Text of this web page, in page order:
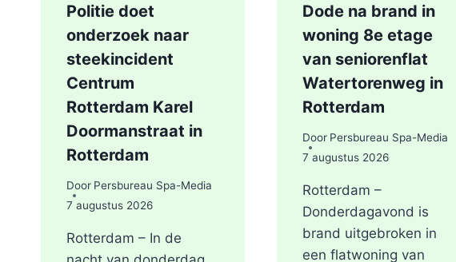
Politie doet
onderzoek naar
steekincident
Centrum
Rotterdam Karel
Doormanstraat in
Rotterdam
Door Persbureau Spa-Media
7 augustus 2026
Rotterdam – In de
Dode na brand in
woning 8e etage
van seniorenflat
Watertorenweg in
Rotterdam
Door Persbureau Spa-Media
7 augustus 2026
Rotterdam –
Donderdagavond is
brand uitgebroken in
een flatwoning van